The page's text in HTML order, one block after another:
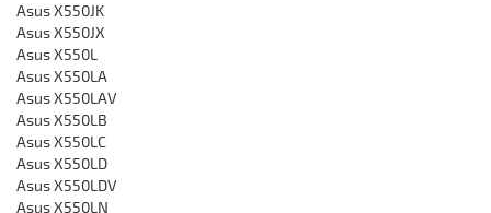
Asus X550JK
Asus X550JX
Asus X550L
Asus X550LA
Asus X550LAV
Asus X550LB
Asus X550LC
Asus X550LD
Asus X550LDV
Asus X550LN